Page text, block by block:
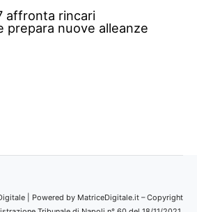
affronta rincari
prepara nuove alleanze
| Powered by MatriceDigitale.it – Copyright